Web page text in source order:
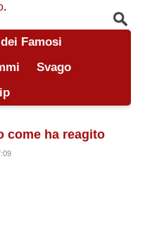
.
Famosi
Svago
come ha reagito